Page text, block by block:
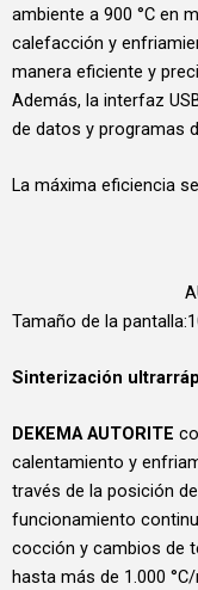
ambiente a 900 °C en
calefacción y
manera eficiente y
Además, la interfaz
de datos y programas
La máxima eficiencia
Tamaño de la
Sinterización
DEKEMA AUTORITE
calentamiento y
través de la posición
funcionamiento
cocción y cambios de
hasta más de 1.000